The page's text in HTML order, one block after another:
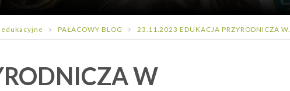
PAŁACOWY BLOG 23.11.2023 EDUKACJA PRZYRODNICZA W...
W